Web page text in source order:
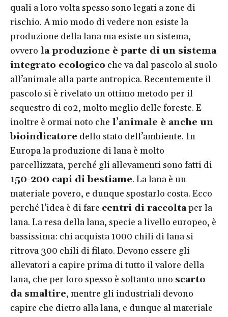
quali a loro volta spesso sono legati a zone di
rischio. A mio modo di vedere non esiste la
produzione della lana ma esiste un sistema,
ovvero la produzione è parte di un sistema
integrato ecologico che va dal pascolo al suolo
all’animale alla parte antropica. Recentemente il
pascolo si è rivelato un ottimo metodo per il
sequestro di co2, molto meglio delle foreste. E
inoltre è ormai noto che l’animale è anche un
bioindicatore dello stato dell’ambiente. In
Europa la produzione di lana è molto
parcellizzata, perché gli allevamenti sono fatti di
150-200 capi di bestiame. La lana è un
materiale povero, e dunque spostarlo costa. Ecco
perché l’idea è di fare centri di raccoltaper la
lana. La resa della lana, specie a livello europeo, è
bassissima: chi acquista 1000 chili di lana si
ritrova 300 chili di filato. Devono essere gli
allevatori a capire prima di tutto il valore della
lana, che per loro spesso è soltanto uno scarto
da smaltire, mentre gli industriali devono
capire che dietro alla lana, e dunque al materiale